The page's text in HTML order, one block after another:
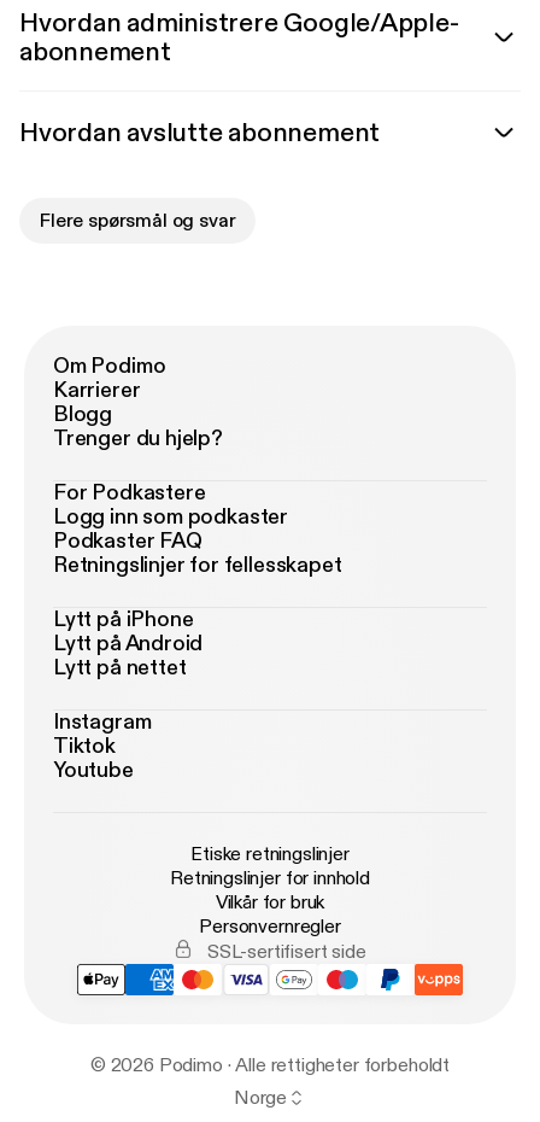
Hvordan administrere Google/Apple-
abonnement
Hvordan avslutte abonnement
Flere spørsmål og svar
Om Podimo
Karrierer
Blogg
Trenger du hjelp?
For Podkastere
Logg inn som podkaster
Podkaster FAQ
Retningslinjer for fellesskapet
Lytt på iPhone
Lytt på Android
Lytt på nettet
Instagram
Tiktok
Youtube
Etiske retningslinjer
Retningslinjer for innhold
Vilkår for bruk
Personvernregler
SSL-sertifisert side
© 2026 Podimo · Alle rettigheter forbeholdt
Norge